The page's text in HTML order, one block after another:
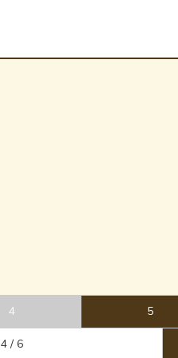
4 5
4 / 6